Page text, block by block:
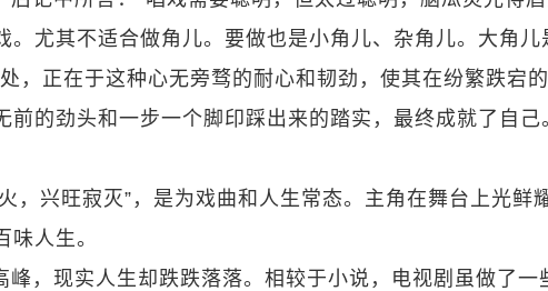
。尤其不适合做角儿。要做也是小角儿、杂角儿。大角儿
，正在于这种心无旁骛的耐心和韧劲，使其在纷繁跌宕
的劲头和一步一个脚印踩出来的踏实，最终成就了自己
，兴旺寂灭”，是为戏曲和人生常态。主角在舞台上光鲜
人生。
峰，现实人生却跌跌落落。相较于小说，电视剧虽做了一